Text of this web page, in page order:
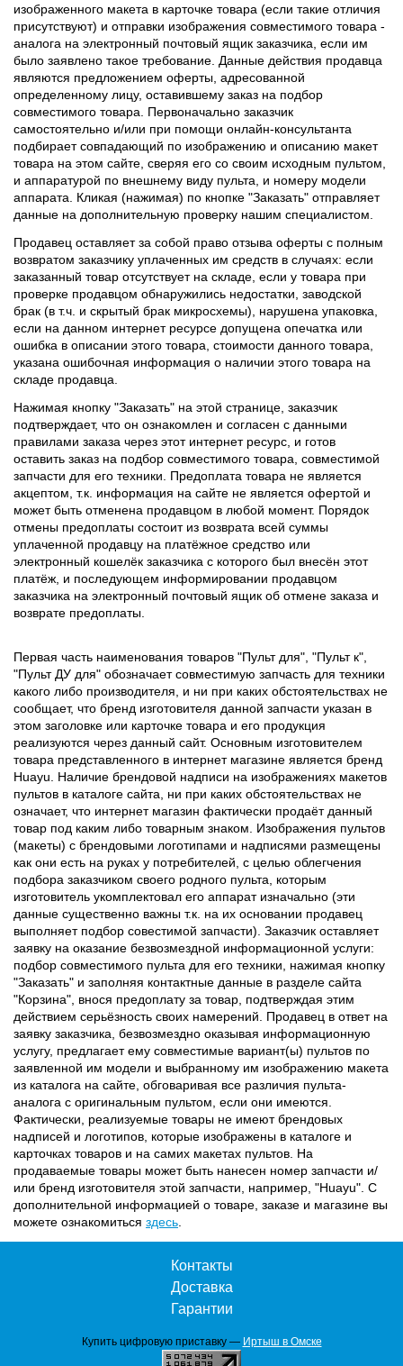
изображенного макета в карточке товара (если такие отличия
присутствуют) и отправки изображения совместимого товара -
аналога на электронный почтовый ящик заказчика, если им
было заявлено такое требование. Данные действия продавца
являются предложением оферты, адресованной
определенному лицу, оставившему заказ на подбор
совместимого товара. Первоначально заказчик
самостоятельно и/или при помощи онлайн-консультанта
подбирает совпадающий по изображению и описанию макет
товара на этом сайте, сверяя его со своим исходным пультом,
и аппаратурой по внешнему виду пульта, и номеру модели
аппарата. Кликая (нажимая) по кнопке "Заказать" отправляет
данные на дополнительную проверку нашим специалистом.
Продавец оставляет за собой право отзыва оферты с полным
возвратом заказчику уплаченных им средств в случаях: если
заказанный товар отсутствует на складе, если у товара при
проверке продавцом обнаружились недостатки, заводской
брак (в т.ч. и скрытый брак микросхемы), нарушена упаковка,
если на данном интернет ресурсе допущена опечатка или
ошибка в описании этого товара, стоимости данного товара,
указана ошибочная информация о наличии этого товара на
складе продавца.
Нажимая кнопку "Заказать" на этой странице, заказчик
подтверждает, что он ознакомлен и согласен с данными
правилами заказа через этот интернет ресурс, и готов
оставить заказ на подбор совместимого товара, совместимой
запчасти для его техники. Предоплата товара не является
акцептом, т.к. информация на сайте не является офертой и
может быть отменена продавцом в любой момент. Порядок
отмены предоплаты состоит из возврата всей суммы
уплаченной продавцу на платёжное средство или
электронный кошелёк заказчика с которого был внесён этот
платёж, и последующем информировании продавцом
заказчика на электронный почтовый ящик об отмене заказа и
возврате предоплаты.
Первая часть наименования товаров "Пульт для", "Пульт к",
"Пульт ДУ для" обозначает совместимую запчасть для техники
какого либо производителя, и ни при каких обстоятельствах не
сообщает, что бренд изготовителя данной запчасти указан в
этом заголовке или карточке товара и его продукция
реализуются через данный сайт. Основным изготовителем
товара представленного в интернет магазине является бренд
Huayu. Наличие брендовой надписи на изображениях макетов
пультов в каталоге сайта, ни при каких обстоятельствах не
означает, что интернет магазин фактически продаёт данный
товар под каким либо товарным знаком. Изображения пультов
(макеты) с брендовыми логотипами и надписями размещены
как они есть на руках у потребителей, с целью облегчения
подбора заказчиком своего родного пульта, которым
изготовитель укомплектовал его аппарат изначально (эти
данные существенно важны т.к. на их основании продавец
выполняет подбор совестимой запчасти). Заказчик оставляет
заявку на оказание безвозмездной информационной услуги:
подбор совместимого пульта для его техники, нажимая кнопку
"Заказать" и заполняя контактные данные в разделе сайта
"Корзина", внося предоплату за товар, подтверждая этим
действием серьёзность своих намерений. Продавец в ответ на
заявку заказчика, безвозмездно оказывая информационную
услугу, предлагает ему совместимые вариант(ы) пультов по
заявленной им модели и выбранному им изображению макета
из каталога на сайте, обговаривая все различия пульта-
аналога с оригинальным пультом, если они имеются.
Фактически, реализуемые товары не имеют брендовых
надписей и логотипов, которые изображены в каталоге и
карточках товаров и на самих макетах пультов. На
продаваемые товары может быть нанесен номер запчасти и/
или бренд изготовителя этой запчасти, например, "Huayu". С
дополнительной информацией о товаре, заказе и магазине вы
можете ознакомиться здесь
Контакты
Доставка
Гарантии
Купить цифровую приставку — Иртыш в Омске